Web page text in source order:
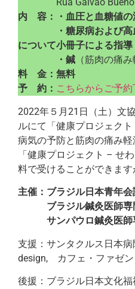
Rua Galvão Bueno
内 容：・血圧と血糖値の
・糖尿病および高血
について小冊子による指導
・鍼 （筋肉の痛
料 金：無料
予 約： こちらからご予約
2022年５月21日（土）文
ルにて「健康プロジェクト
病気の予防と筋肉の痛み
「健康プロジェクト – せ
料で受けることができます
主催：ブラジル日本青年会
ブラジル鍼灸医師専門
サンパウロ鍼灸医師専
支援：サンタクルス日本病
design, カフェ・ファゼン
後援：ブラジル日本文化